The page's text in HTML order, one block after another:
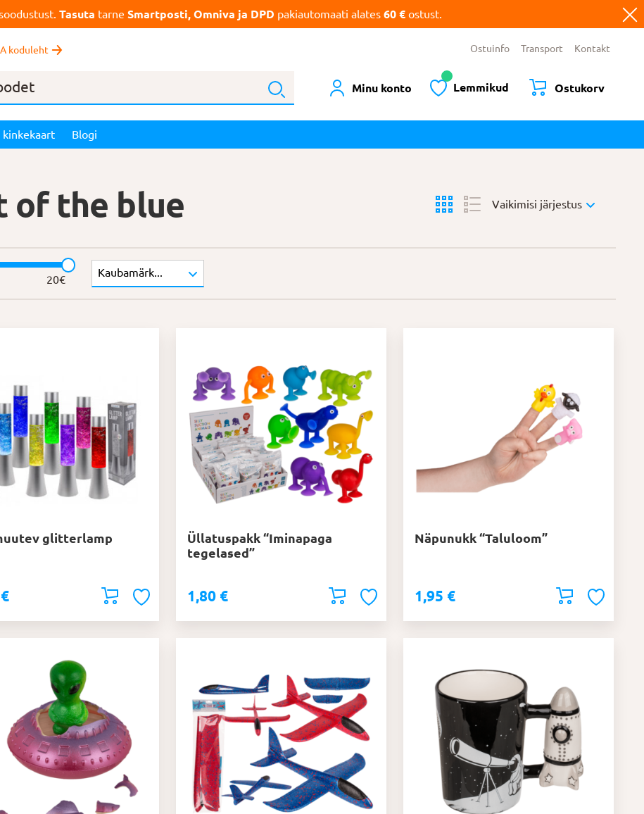
Tasuta tarne Smartposti, Omniva ja DPD pakiautomaati alates 60 € ostust.
koduleht Ostuinfo Transport Kontakt
Minu konto Lemmikud Ostukorv
kinkekaart Blogi
of the blue
20€
glitterlamp
€
Üllatuspakk “Iminapaga
tegelased”
1,80 €
Näpunukk “Taluloom”
1,95 €